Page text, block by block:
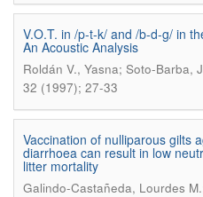
V.O.T. in /p-t-k/ and /b-d-g/ in
An Acoustic Analysis
Roldán V., Yasna; Soto-Barba,
32 (1997); 27-33
Vaccination of nulliparous gilts
diarrhoea can result in low
litter mortality
Galindo-Castañeda, Lourdes